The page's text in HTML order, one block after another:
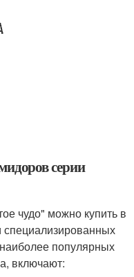
серии
чудо" можно купить в
специализированных
популярных
включают: